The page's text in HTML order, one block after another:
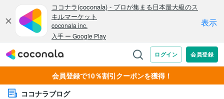
会員登録で10％割引クーポンを獲得！
ココナラブログ